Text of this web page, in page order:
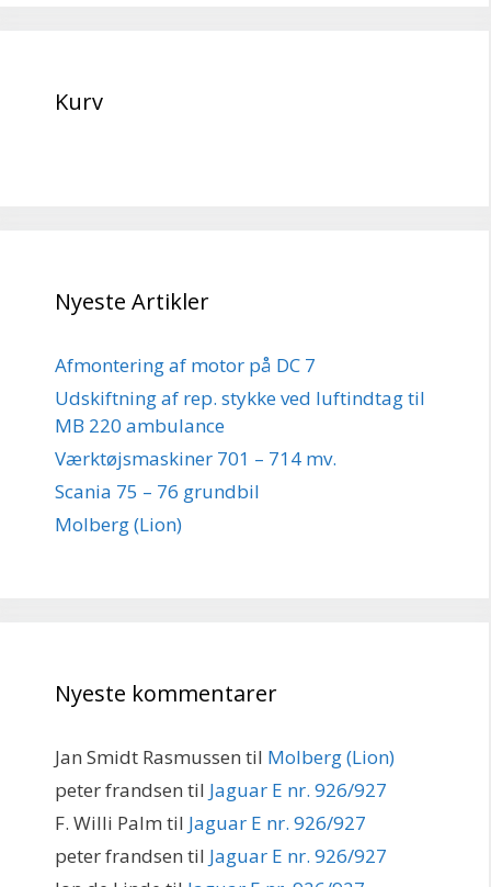
Kurv
Nyeste Artikler
Afmontering af motor på DC 7
Udskiftning af rep. stykke ved luftindtag til
MB 220 ambulance
Værktøjsmaskiner 701 – 714 mv.
Scania 75 – 76 grundbil
Molberg (Lion)
Nyeste kommentarer
Jan Smidt Rasmussen til Molberg (Lion)
peter frandsen til Jaguar E nr. 926/927
F. Willi Palm til Jaguar E nr. 926/927
peter frandsen til Jaguar E nr. 926/927